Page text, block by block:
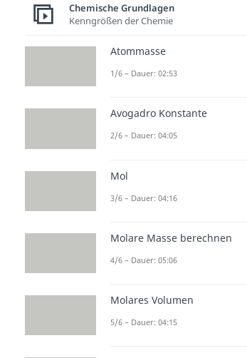
Chemische Grundlagen
Kenngrößen der Chemie
Atommasse
1/6 – Dauer: 02:53
Avogadro Konstante
2/6 – Dauer: 04:05
Mol
3/6 – Dauer: 04:16
Molare Masse berechnen
4/6 – Dauer: 05:06
Molares Volumen
5/6 – Dauer: 04:15